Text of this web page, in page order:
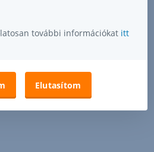
további információkat itt
Elutasítom